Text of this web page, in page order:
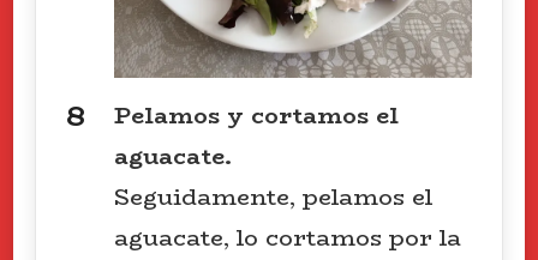
Pelamos y cortamos el
aguacate.
Seguidamente, pelamos el
aguacate, lo cortamos por la